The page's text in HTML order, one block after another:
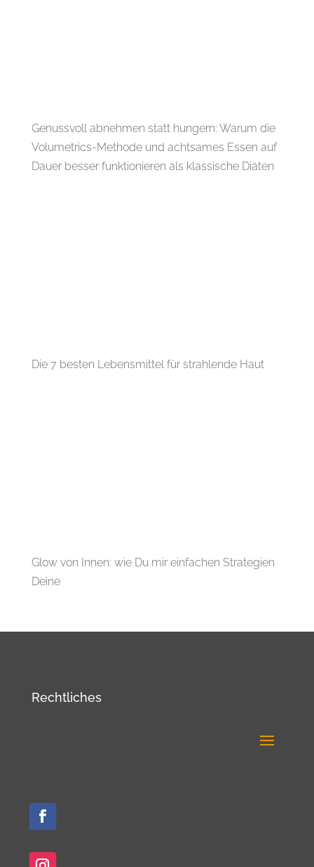
Genussvoll abnehmen statt hungern: Warum die
Volumetrics-Methode und achtsames Essen auf
Dauer besser funktionieren als klassische Diäten
Die 7 besten Lebensmittel für strahlende Haut
Glow von Innen: wie Du mir einfachen Strategien
Deine
Rechtliches